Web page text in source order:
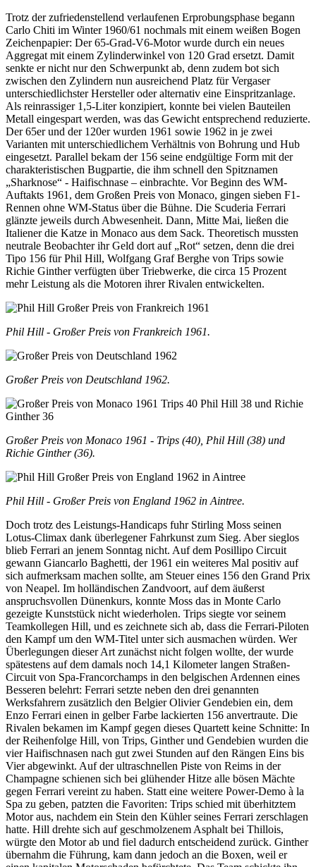
Trotz der zufriedenstellend verlaufenen Erprobungsphase begann
Carlo Chiti im Winter 1960/61 nochmals mit einem weißen Bogen
Zeichenpapier: Der 65-Grad-V6-Motor wurde durch ein neues
Aggregat mit einem Zylinderwinkel von 120 Grad ersetzt. Damit
senkte er nicht nur den Schwerpunkt ab, denn zudem bot sich
zwischen den Zylindern nun ausreichend Platz für Vergaser
unterschiedlichster Hersteller oder alternativ eine Einspritzanlage.
Als reinrassiger 1,5-Liter konzipiert, konnte bei vielen Bauteilen
Metall eingespart werden, was das Gewicht entsprechend reduzierte.
Der 65er und der 120er wurden 1961 sowie 1962 in je zwei
Varianten mit unterschiedlichem Verhältnis von Bohrung und Hub
eingesetzt. Parallel bekam der 156 seine endgültige Form mit der
charakteristischen Bugpartie, die ihm schnell den Spitznamen
„Sharknose“ - Haifischnase – einbrachte. Vor Beginn des WM-
Auftakts 1961, dem Großen Preis von Monaco, gingen sieben F1-
Rennen ohne WM-Status über die Bühne. Die Scuderia Ferrari
glänzte jeweils durch Abwesenheit. Dann, Mitte Mai, ließen die
Italiener die Katze in Monaco aus dem Sack. Theoretisch mussten
neutrale Beobachter ihr Geld dort auf „Rot“ setzen, denn die drei
Tipo 156 für Phil Hill, Wolfgang Graf Berghe von Trips sowie
Richie Ginther verfügten über Triebwerke, die circa 15 Prozent
mehr Leistung als die Motoren ihrer Rivalen entwickelten.
Phil Hill - Großer Preis von Frankreich 1961.
Großer Preis von Deutschland 1962.
Großer Preis von Monaco 1961 - Trips (40), Phil Hill (38) und
Richie Ginther (36).
Phil Hill - Großer Preis von England 1962 in Aintree.
Doch trotz des Leistungs-Handicaps fuhr Stirling Moss seinen
Lotus-Climax dank überlegener Fahrkunst zum Sieg. Aber sieglos
blieb Ferrari an jenem Sonntag nicht. Auf dem Posillipo Circuit
gewann Giancarlo Baghetti, der 1961 ein weiteres Mal positiv auf
sich aufmerksam machen sollte, am Steuer eines 156 den Grand Prix
von Neapel. Im holländischen Zandvoort, auf dem äußerst
anspruchsvollen Dünenkurs, konnte Moss das in Monte Carlo
gezeigte Kunststück nicht wiederholen. Trips siegte vor seinem
Teamkollegen Hill, und es zeichnete sich ab, dass die Ferrari-Piloten
den Kampf um den WM-Titel unter sich ausmachen würden. Wer
Überlegungen dieser Art zunächst nicht folgen wollte, der wurde
spätestens auf dem damals noch 14,1 Kilometer langen Straßen-
Circuit von Spa-Francorchamps in den belgischen Ardennen eines
Besseren belehrt: Ferrari setzte neben den drei genannten
Werksfahrern zusätzlich den Belgier Olivier Gendebien ein, dem
Enzo Ferrari einen in gelber Farbe lackierten 156 anvertraute. Die
Rivalen bekamen im Kampf gegen dieses Quartett keine Schnitte: In
der Reihenfolge Hill, von Trips, Ginther und Gendebien wurden die
vier Haifischnasen nach gut zwei Stunden auf den Rängen Eins bis
Vier abgewinkt. Auf der ultraschnellen Piste von Reims in der
Champagne schienen sich bei glühender Hitze alle bösen Mächte
gegen Ferrari vereint zu haben. Statt eine weitere Power-Demo à la
Spa zu geben, patzten die Favoriten: Trips schied mit überhitztem
Motor aus, nachdem ein Stein den Kühler seines Ferrari zerschlagen
hatte. Hill drehte sich auf geschmolzenem Asphalt bei Thillois,
würgte den Motor ab und fiel dadurch entscheidend zurück. Ginther
übernahm die Führung, kam dann jedoch an die Boxen, weil er